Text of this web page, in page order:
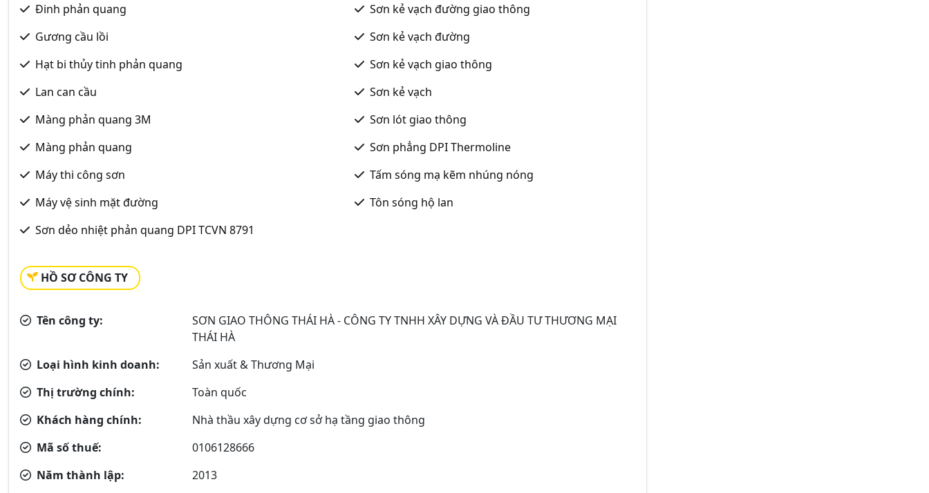
Đinh phản quang
Gương cầu lồi
Hạt bi thủy tinh phản quang
Lan can cầu
Màng phản quang 3M
Màng phản quang
Máy thi công sơn
Máy vệ sinh mặt đường
Sơn dẻo nhiệt phản quang DPI TCVN 8791
Sơn kẻ vạch đường giao thông
Sơn kẻ vạch đường
Sơn kẻ vạch giao thông
Sơn kẻ vạch
Sơn lót giao thông
Sơn phẳng DPI Thermoline
Tấm sóng mạ kẽm nhúng nóng
Tôn sóng hộ lan
HỒ SƠ CÔNG TY
Tên công ty:
SƠN GIAO THÔNG THÁI HÀ - CÔNG TY TNHH XÂY DỰNG VÀ ĐẦU TƯ THƯƠNG MẠI
THÁI HÀ
Loại hình kinh doanh:
Sản xuất & Thương Mại
Thị trường chính:
Toàn quốc
Khách hàng chính:
Nhà thầu xây dựng cơ sở hạ tầng giao thông
Mã số thuế:
0106128666
Năm thành lập:
2013